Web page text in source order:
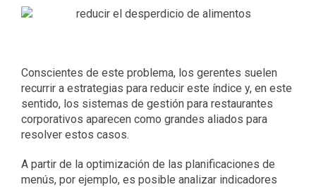
Conscientes de este problema, los gerentes suelen
recurrir a estrategias para reducir este índice y, en este
sentido, los sistemas de gestión para restaurantes
corporativos aparecen como grandes aliados para
resolver estos casos.
A partir de la optimización de las planificaciones de
menús, por ejemplo, es posible analizar indicadores